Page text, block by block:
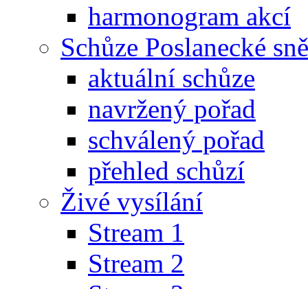
harmonogram akcí
Schůze Poslanecké
aktuální schůze
navržený pořad
schválený pořad
přehled schůzí
Živé vysílání
Stream 1
Stream 2